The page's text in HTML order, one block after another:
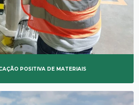
POSITIVA DE MATERIAIS